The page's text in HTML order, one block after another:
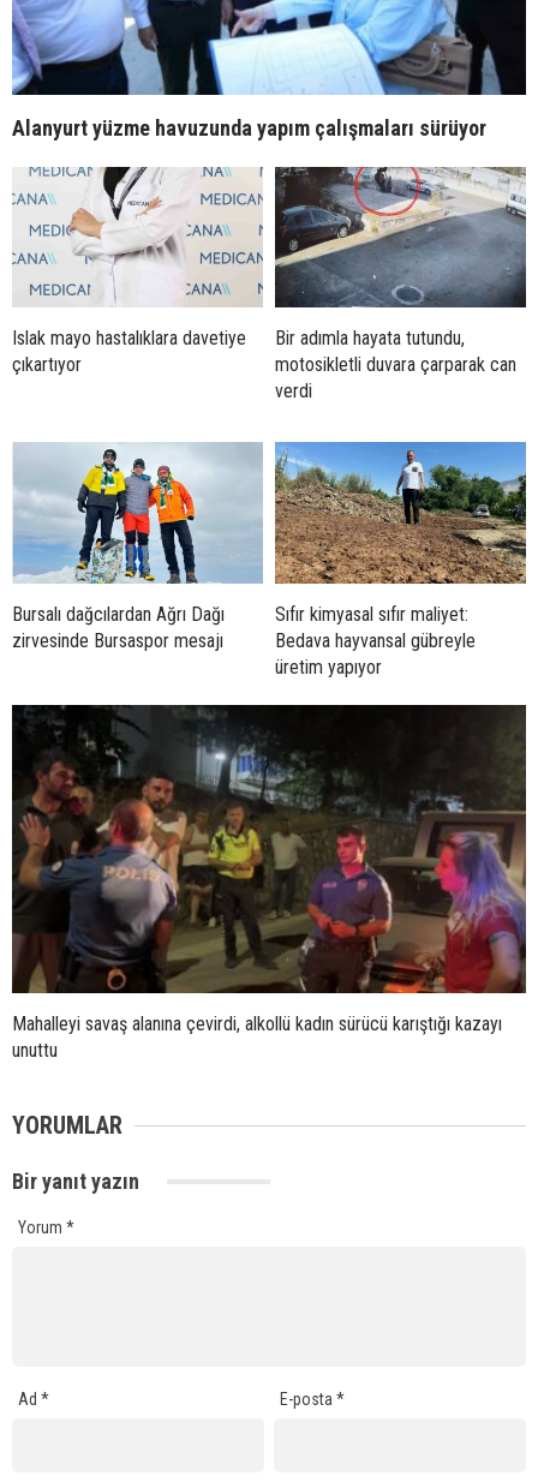
Alanyurt yüzme havuzunda yapım çalışmaları sürüyor
Islak mayo hastalıklara davetiye
çıkartıyor
Bir adımla hayata tutundu,
motosikletli duvara çarparak can
verdi
Bursalı dağcılardan Ağrı Dağı
zirvesinde Bursaspor mesajı
Sıfır kimyasal sıfır maliyet:
Bedava hayvansal gübreyle
üretim yapıyor
Mahalleyi savaş alanına çevirdi, alkollü kadın sürücü karıştığı kazayı
unuttu
YORUMLAR
Bir yanıt yazın
Yorum *
Ad * E-posta*